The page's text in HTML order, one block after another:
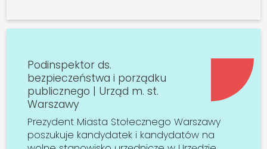
Podinspektor ds.
bezpieczeństwa i porządku
publicznego | Urząd m. st.
Warszawy
Prezydent Miasta Stołecznego Warszawy
poszukuje kandydatek i kandydatów na